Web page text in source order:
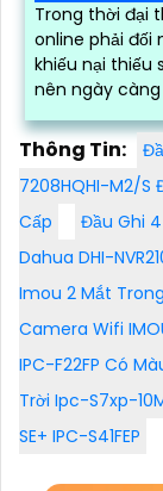
Trong thời đại
online phải đối
khiếu nại thiếu
nên ngày càng
Thông Tin:
7208HQHI-M2/S
Cấp
Đầu Ghi 4
Dahua DHI-
Imou 2 Mắt
Camera Wifi
IPC-F22FP Có
Trời Ipc-S7xp-
SE+ IPC-S41FEP